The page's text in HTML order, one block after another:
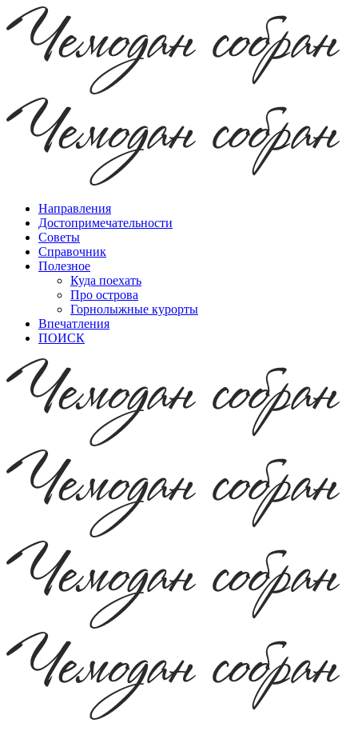
Направления
Достопримечательности
Советы
Справочник
Полезное
Куда поехать
Про острова
Горнолыжные курорты
Впечатления
ПОИСК